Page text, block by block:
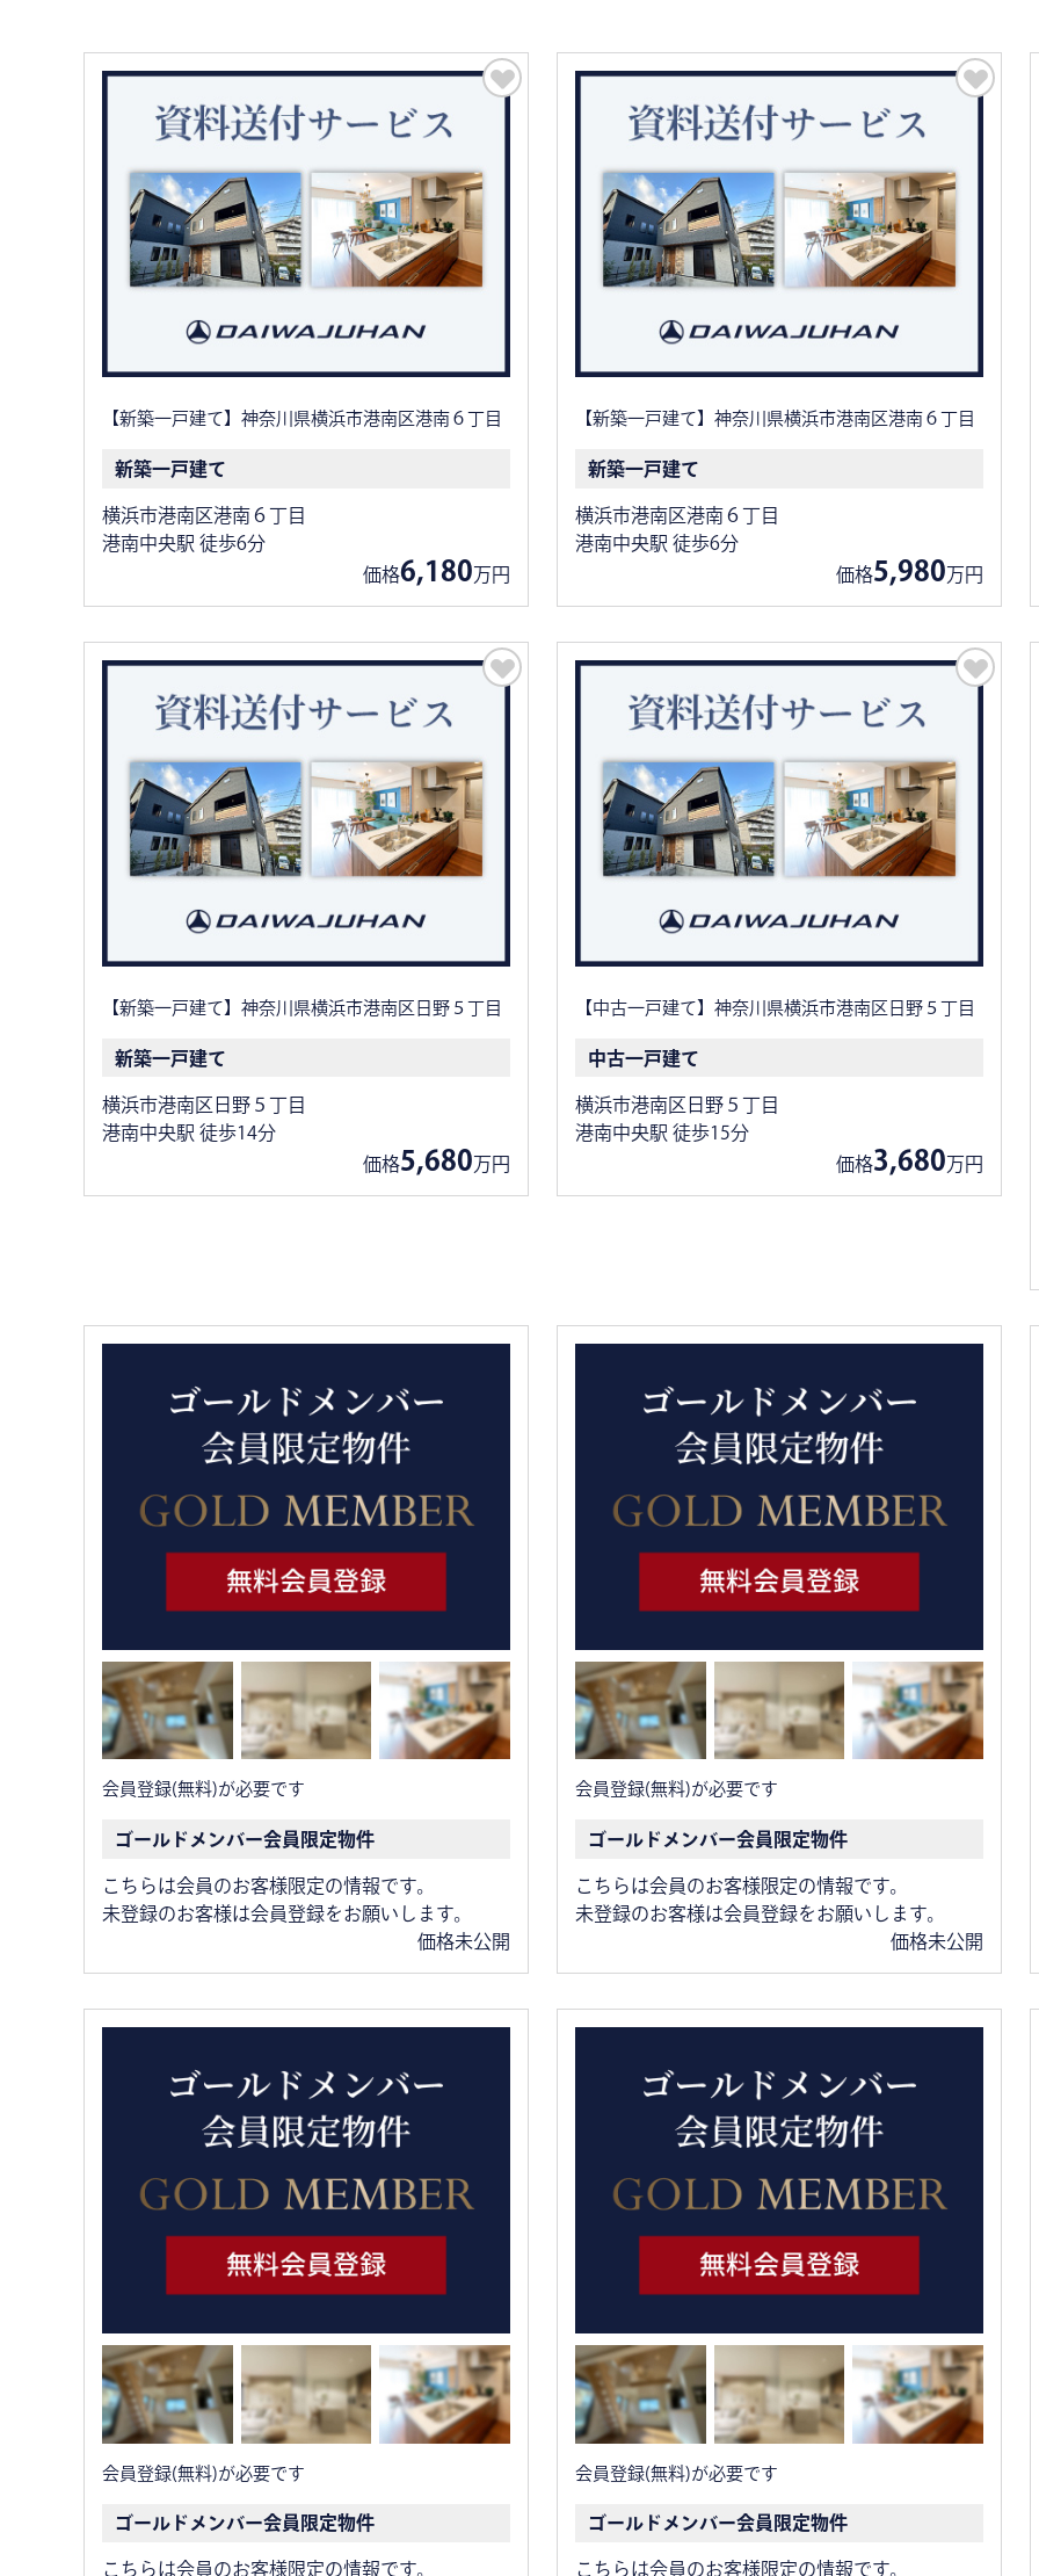
【新築一戸建て】神奈川県横浜市港南区港南６丁目
新築一戸建て
横浜市港南区港南６丁目
港南中央駅 徒歩6分
価格6,180 万円
【新築一戸建て】神奈川県横浜市港南区港南６丁目
新築一戸建て
横浜市港南区港南６丁目
港南中央駅 徒歩6分
価格5,980 万円
【新築一戸建て】神奈川県横浜市港南区日野５丁目
新築一戸建て
横浜市港南区日野５丁目
港南中央駅 徒歩14分
価格5,680万円
【中古一戸建て】神奈川県横浜市港南区日野５丁目
中古一戸建て
横浜市港南区日野５丁目
港南中央駅 徒歩15分
価格3,680万円
会員登録(無料)が必要です
ゴールドメンバー会員限定物件
こちらは会員のお客様限定の情報です。
未登録のお客様は会員登録をお願いします。
価格未公開
会員登録(無料)が必要です
ゴールドメンバー会員限定物件
こちらは会員のお客様限定の情報です。
未登録のお客様は会員登録をお願いします。
価格未公開
会員登録(無料)が必要です
ゴールドメンバー会員限定物件
こちらは会員のお客様限定の情報です。
会員登録(無料)が必要です
ゴールドメンバー会員限定物件
こちらは会員のお客様限定の情報です。